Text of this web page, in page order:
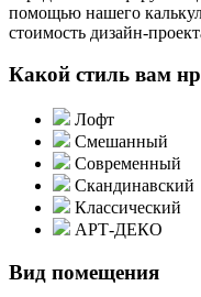
помощью нашего
стоимость дизайн-
Какой стиль вам
Лофт
Смешанный
Современный
Скандинавский
Классический
АРТ-ДЕКО
Вид помещения